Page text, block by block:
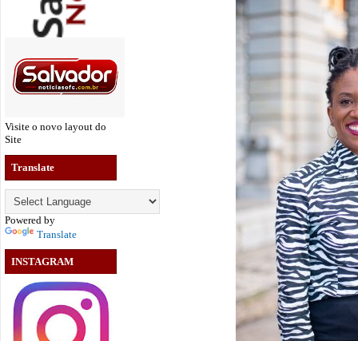
Visite o novo layout do
Site
Translate
Powered by
Translate
INSTAGRAM